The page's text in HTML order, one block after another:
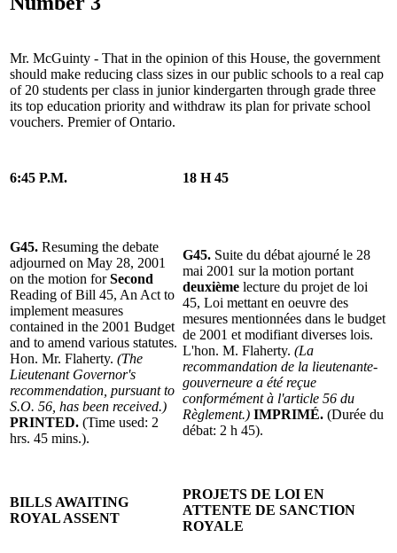
Mr. McGuinty - That in the opinion of this House, the government
should make reducing class sizes in our public schools to a real cap
of 20 students per class in junior kindergarten through grade three
its top education priority and withdraw its plan for private school
vouchers. Premier of Ontario.
6:45 P.M. 18 H 45
G45. Resuming the debate
adjourned on May 28, 2001
on the motion forSecond
Reading of Bill 45, An Act to
implement measures
contained in the 2001 Budget
and to amend various statutes.
Hon. Mr. Flaherty. (The
Lieutenant Governor's
recommendation, pursuant to
S.O. 56, has been received.)
PRINTED. (Time used: 2
hrs. 45 mins.).
G45. Suite du débat ajourné le 28
mai 2001 sur la motion portant
deuxième lecture du projet de loi
45, Loi mettant en oeuvre des
mesures mentionnées dans le budget
de 2001 et modifiant diverses lois.
L'hon. M. Flaherty. (La
recommandation de la lieutenante-
gouverneure a été reçue
conformément à l'article 56 du
Règlement.) IMPRIMÉ. (Durée du
débat: 2 h 45).
BILLS AWAITING
ROYAL ASSENT
PROJETS DE LOI EN
ATTENTE DE SANCTION
ROYALE